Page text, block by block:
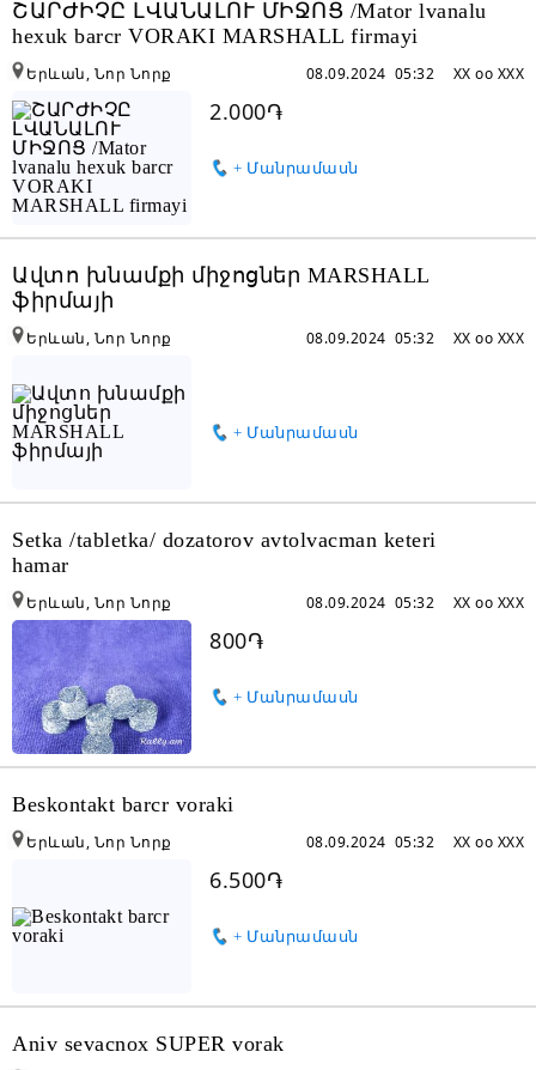
ՇԱՐԺԻՉԸ ԼՎԱՆԱԼՈՒ ՄԻՋՈՑ /Mator lvanalu
hexuk barcr VORAKI MARSHALL firmayi
2.000֏
+ Մանրամասն
XX oo XXX
08.09.2024 05:32
Երևան, Նոր Նորք
Ավտո խնամքի միջոցներ MARSHALL
ֆիրմայի
+ Մանրամասն
XX oo XXX
08.09.2024 05:32
Երևան, Նոր Նորք
Setka /tabletka/ dozatorov avtolvacman keteri
hamar
800֏
+ Մանրամասն
XX oo XXX
08.09.2024 05:32
Երևան, Նոր Նորք
Beskontakt barcr voraki
6.500֏
+ Մանրամասն
XX oo XXX
08.09.2024 05:32
Երևան, Նոր Նորք
Aniv sevacnox SUPER vorak